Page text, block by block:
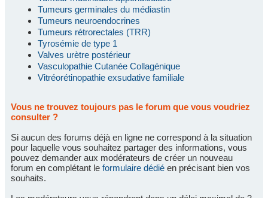
Tumeurs germinales du médiastin
Tumeurs neuroendocrines
Tumeurs rétrorectales (TRR)
Tyrosémie de type 1
Valves urètre postérieur
Vasculopathie Cutanée Collagénique
Vitréorétinopathie exsudative familiale
Vous ne trouvez toujours pas le forum que vous voudriez
consulter ?
Si aucun des forums déjà en ligne ne correspond à la situation
pour laquelle vous souhaitez partager des informations, vous
pouvez demander aux modérateurs de créer un nouveau
forum en complétant le formulaire dédié en précisant bien vos
souhaits.